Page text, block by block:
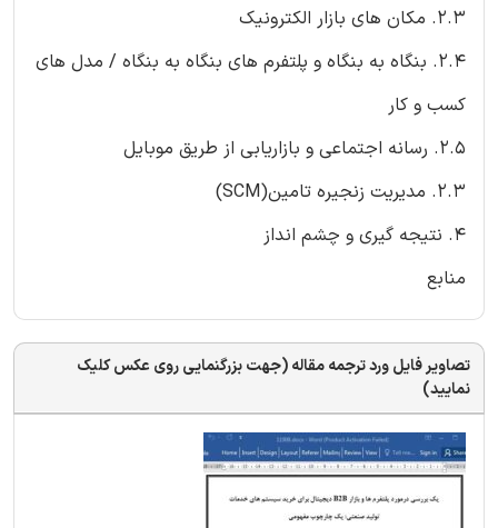
2.3. مکان های بازار الکترونیک
2.4. بنگاه به بنگاه و پلتفرم های بنگاه به بنگاه / مدل های
کسب و کار
2.5. رسانه اجتماعی و بازاریابی از طریق موبایل
2.3. مدیریت زنجیره تامین(SCM)
4. نتیجه گیری و چشم انداز
منابع
تصاویر فایل ورد ترجمه مقاله (جهت بزرگنمایی روی عکس کلیک
نمایید)